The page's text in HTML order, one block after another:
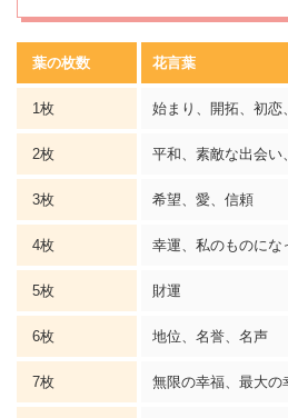
葉の枚数 花言葉
1枚 始まり、開拓、初恋
2枚 平和、素敵な出会い
3枚 希望、 愛、信頼
4枚 幸運、私のものにな
5枚 財運
6枚 地位、名誉、名声
7枚 無限の幸福、最大の